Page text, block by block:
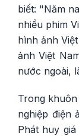
biết: "Năm
nhiều phim
hình ảnh
ảnh Việt
nước ngoài,
Trong
nghiệp điện
Phát huy